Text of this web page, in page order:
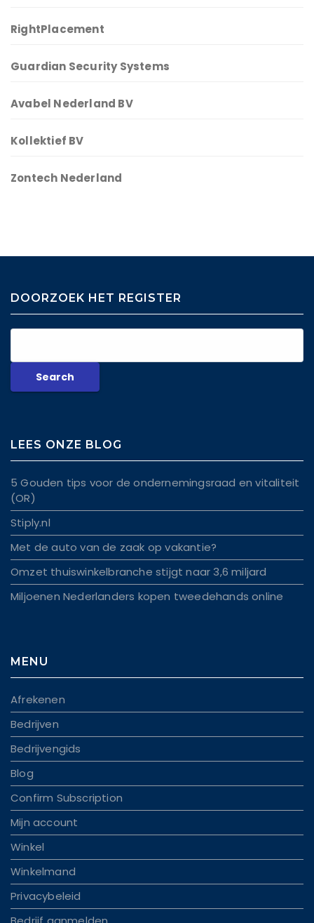
RightPlacement
Guardian Security Systems
Avabel Nederland BV
Kollektief BV
Zontech Nederland
DOORZOEK HET REGISTER
LEES ONZE BLOG
5 Gouden tips voor de ondernemingsraad en vitaliteit
(OR)
Stiply.nl
Met de auto van de zaak op vakantie?
Omzet thuiswinkelbranche stijgt naar 3,6 miljard
Miljoenen Nederlanders kopen tweedehands online
MENU
Afrekenen
Bedrijven
Bedrijvengids
Blog
Confirm Subscription
Mijn account
Winkel
Winkelmand
Privacybeleid